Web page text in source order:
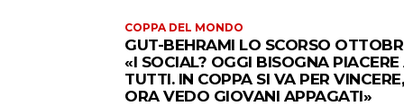
COPPA DEL MONDO
GUT-BEHRAMI LO SCORSO
«I SOCIAL? OGGI BISOGNA PIACERE
TUTTI. IN COPPA SI VA PER VINCERE,
ORA VEDO GIOVANI APPAGATI»